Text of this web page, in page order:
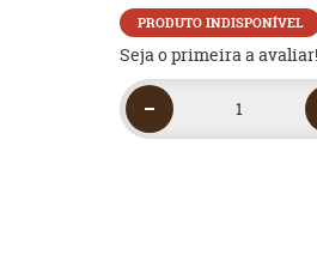
PRODUTO INDISPONÍVEL
Seja o primeira a avaliar!